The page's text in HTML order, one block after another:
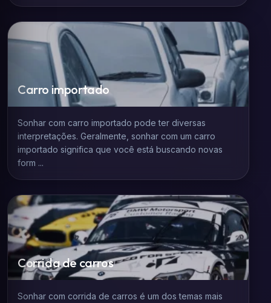
Carro importado
Sonhar com carro importado pode ter diversas
interpretações. Geralmente, sonhar com um carro
importado significa que você está buscando novas
form ...
Corrida de carros
Sonhar com corrida de carros é um dos temas mais